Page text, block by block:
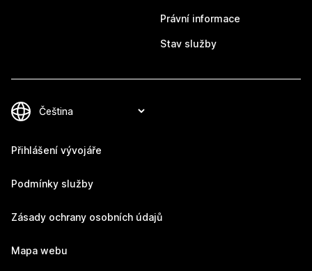
Právní informace
Stav služby
Přihlášení vývojáře
Podmínky služby
Zásady ochrany osobních údajů
Mapa webu